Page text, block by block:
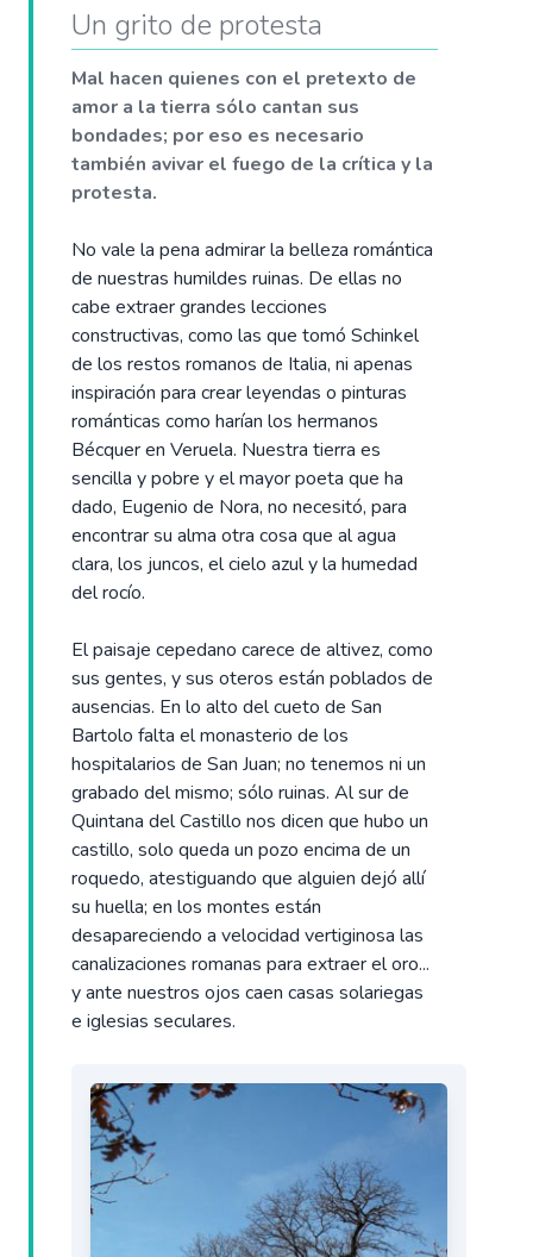
Un grito de protesta
Mal hacen quienes con el pretexto de
amor a la tierra sólo cantan sus
bondades; por eso es necesario
también avivar el fuego de la crítica y la
protesta.
No vale la pena admirar la belleza romántica
de nuestras humildes ruinas. De ellas no
cabe extraer grandes lecciones
constructivas, como las que tomó Schinkel
de los restos romanos de Italia, ni apenas
inspiración para crear leyendas o pinturas
románticas como harían los hermanos
Bécquer en Veruela. Nuestra tierra es
sencilla y pobre y el mayor poeta que ha
dado, Eugenio de Nora, no necesitó, para
encontrar su alma otra cosa que al agua
clara, los juncos, el cielo azul y la humedad
del rocío.
El paisaje cepedano carece de altivez, como
sus gentes, y sus oteros están poblados de
ausencias. En lo alto del cueto de San
Bartolo falta el monasterio de los
hospitalarios de San Juan; no tenemos ni un
grabado del mismo; sólo ruinas. Al sur de
Quintana del Castillo nos dicen que hubo un
castillo, solo queda un pozo encima de un
roquedo, atestiguando que alguien dejó allí
su huella; en los montes están
desapareciendo a velocidad vertiginosa las
canalizaciones romanas para extraer el oro...
y ante nuestros ojos caen casas solariegas
e iglesias seculares.